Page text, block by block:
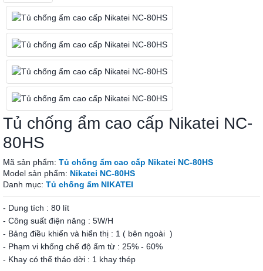
Tủ chống ẩm cao cấp Nikatei NC-
80HS
Mã sản phẩm: Tủ chống ẩm cao cấp Nikatei NC-80HS
Model sản phẩm: Nikatei NC-80HS
Danh mục: Tủ chống ẩm NIKATEI
- Dung tích : 80 lít
- Công suất điện năng : 5W/H
- Bảng điều khiển và hiển thị : 1 ( bên ngoài )
- Phạm vi khống chế độ ẩm từ : 25% - 60%
- Khay có thể tháo dời : 1 khay thép